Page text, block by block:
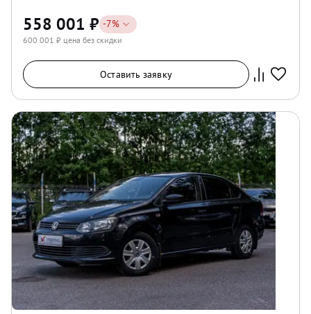
558 001 ₽ -7%
600 001 ₽ цена без скидки
Оставить заявку